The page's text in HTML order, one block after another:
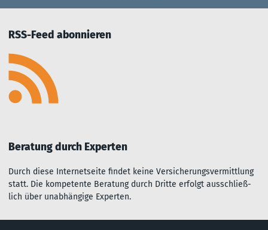
RSS-Feed abonnieren
Beratung durch Experten
Durch diese Inter­net­seite fin­det kei­ne Ver­sich­er­ungs­ver­mitt­lu­ng
statt. Die kom­pe­ten­te Be­rat­ung durch Dritte er­folgt aus­sch­ließ­
lich über un­ab­hängi­ge Experten.